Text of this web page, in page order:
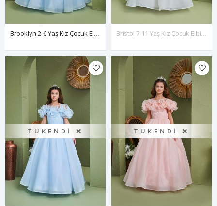
Brooklyn 2-6 Yaş Kız Çocuk Elbise 20169 Bebe Mavi Bristol 7-11 Yaş Kız Çocuk Elbise 30168 Kırık Beyaz
TÜKENDI ❌ TÜKENDI ❌